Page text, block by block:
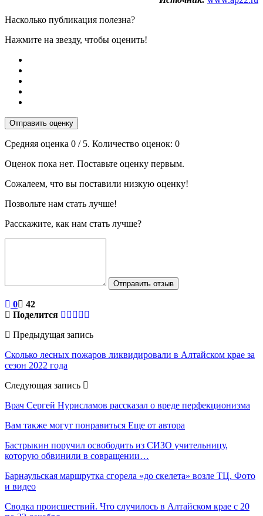
Насколько публикация полезна?
Нажмите на звезду, чтобы оценить!
Отправить оценку
Средняя оценка 0 / 5. Количество оценок: 0
Оценок пока нет. Поставьте оценку первым.
Сожалеем, что вы поставили низкую оценку!
Позвольте нам стать лучше!
Расскажите, как нам стать лучше?
Отправить отзыв
0
42
Поделится
Предыдущая запись
Сколько лесных пожаров ликвидировали в Алтайском крае за
сезон 2022 года
Следующая запись
Врач Сергей Нурисламов рассказал о вреде перфекционизма
Вам также могут понравиться Еще от автора
Бастрыкин поручил освободить из СИЗО учительницу,
которую обвинили в совращении…
Барнаульская маршрутка сгорела «до скелета» возле ТЦ. Фото
и видео
Сводка происшествий. Что случилось в Алтайском крае с 20